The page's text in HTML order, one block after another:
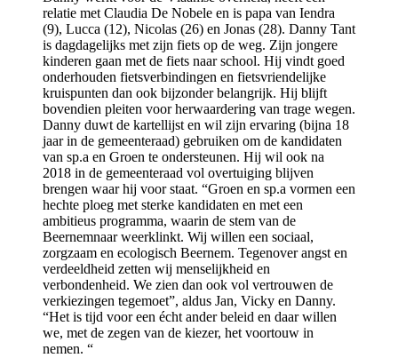
relatie met Claudia De Nobele en is papa van Iendra
(9), Lucca (12), Nicolas (26) en Jonas (28). Danny Tant
is dagdagelijks met zijn fiets op de weg. Zijn jongere
kinderen gaan met de fiets naar school. Hij vindt goed
onderhouden fietsverbindingen en fietsvriendelijke
kruispunten dan ook bijzonder belangrijk. Hij blijft
bovendien pleiten voor herwaardering van trage wegen.
Danny duwt de kartellijst en wil zijn ervaring (bijna 18
jaar in de gemeenteraad) gebruiken om de kandidaten
van sp.a en Groen te ondersteunen. Hij wil ook na
2018 in de gemeenteraad vol overtuiging blijven
brengen waar hij voor staat. “Groen en sp.a vormen een
hechte ploeg met sterke kandidaten en met een
ambitieus programma, waarin de stem van de
Beernemnaar weerklinkt. Wij willen een sociaal,
zorgzaam en ecologisch Beernem. Tegenover angst en
verdeeldheid zetten wij menselijkheid en
verbondenheid. We zien dan ook vol vertrouwen de
verkiezingen tegemoet”, aldus Jan, Vicky en Danny.
“Het is tijd voor een écht ander beleid en daar willen
we, met de zegen van de kiezer, het voortouw in
nemen. “